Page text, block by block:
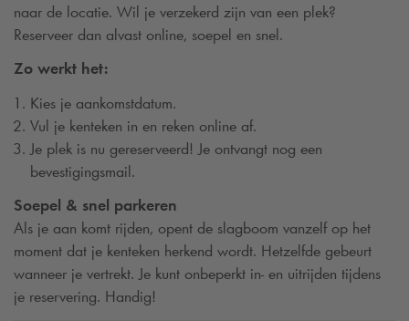
naar de locatie. Wil je verzekerd zijn van een plek?
Reserveer dan alvast online, soepel en snel.
Zo werkt het:
Kies je aankomstdatum.
Vul je kenteken in en reken online af.
Je plek is nu gereserveerd! Je ontvangt nog een
bevestigingsmail.
Soepel & snel parkeren
Als je aan komt rijden, opent de slagboom vanzelf op het
moment dat je kenteken herkend wordt. Hetzelfde gebeurt
wanneer je vertrekt. Je kunt onbeperkt in- en uitrijden tijdens
je reservering. Handig!